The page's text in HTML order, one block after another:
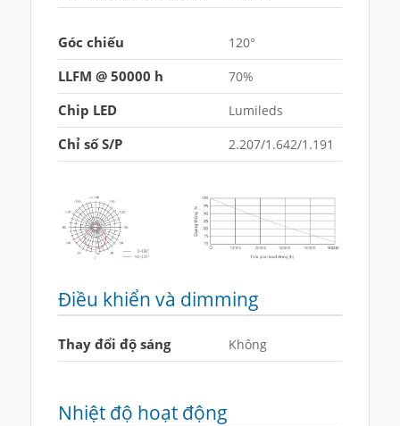
Góc chiếu 120°
LLFM @ 50000 h 70%
Chip LED Lumileds
Chỉ số S/P 2.207/1.642/1.191
Điều khiển và dimming
Thay đổi độ sáng Không
Nhiệt độ hoạt động